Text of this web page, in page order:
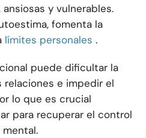
y vulnerables.
fomenta la
límites personales .
puede dificultar la
relaciones e impedir el
lo que es crucial
para recuperar el control